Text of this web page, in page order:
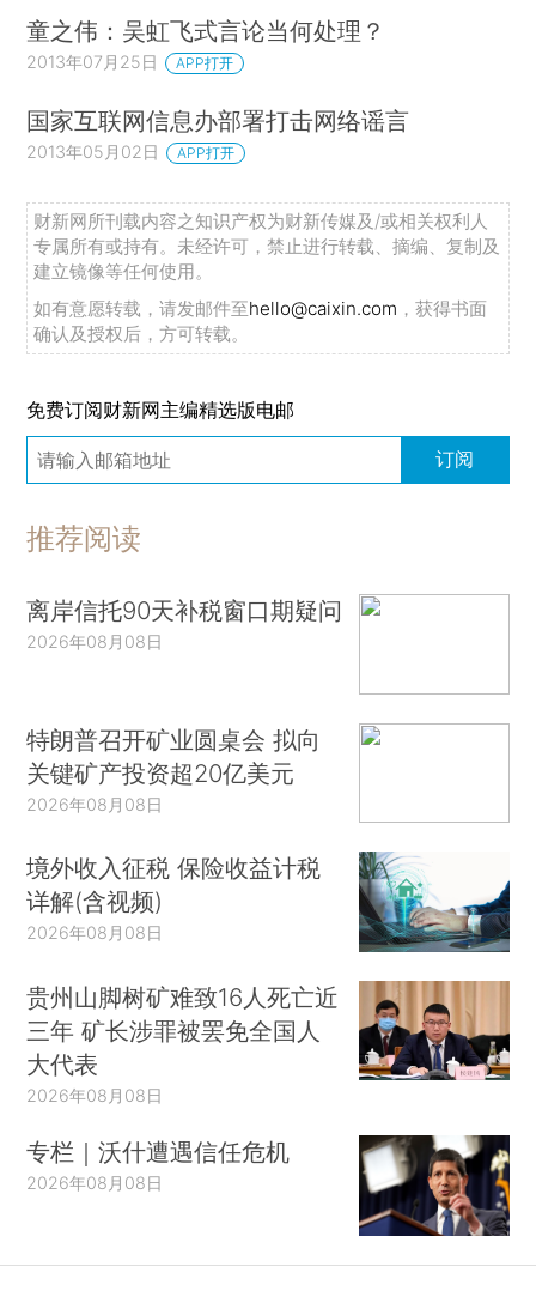
童之伟：吴虹飞式言论当何处理？
2013年07月25日 APP打开
国家互联网信息办部署打击网络谣言
2013年05月02日 APP打开
财新网所刊载内容之知识产权为财新传媒及/或相关权利人
专属所有或持有。未经许可，禁止进行转载、摘编、复制及
建立镜像等任何使用。
如有意愿转载，请发邮件至hello@caixin.com ，获得书面
确认及授权后，方可转载。
免费订阅财新网主编精选版电邮
订阅
推荐阅读
离岸信托90天补税窗口期疑问
2026年08月08日
特朗普召开矿业圆桌会 拟向
关键矿产投资超20亿美元
2026年08月08日
境外收入征税 保险收益计税
详解(含视频)
2026年08月08日
贵州山脚树矿难致16人死亡近
三年 矿长涉罪被罢免全国人
大代表
2026年08月08日
专栏｜沃什遭遇信任危机
2026年08月08日